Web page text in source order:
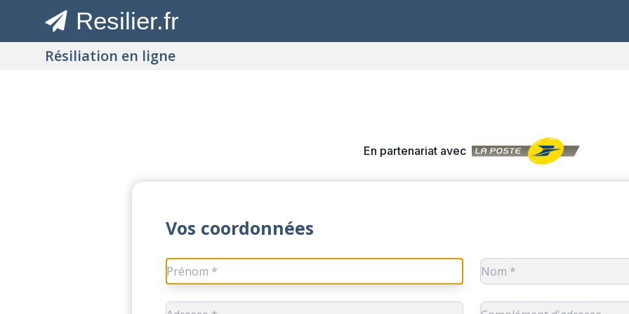
Resilier.fr
Résiliation en ligne
En partenariat avec
Vos coordonnées